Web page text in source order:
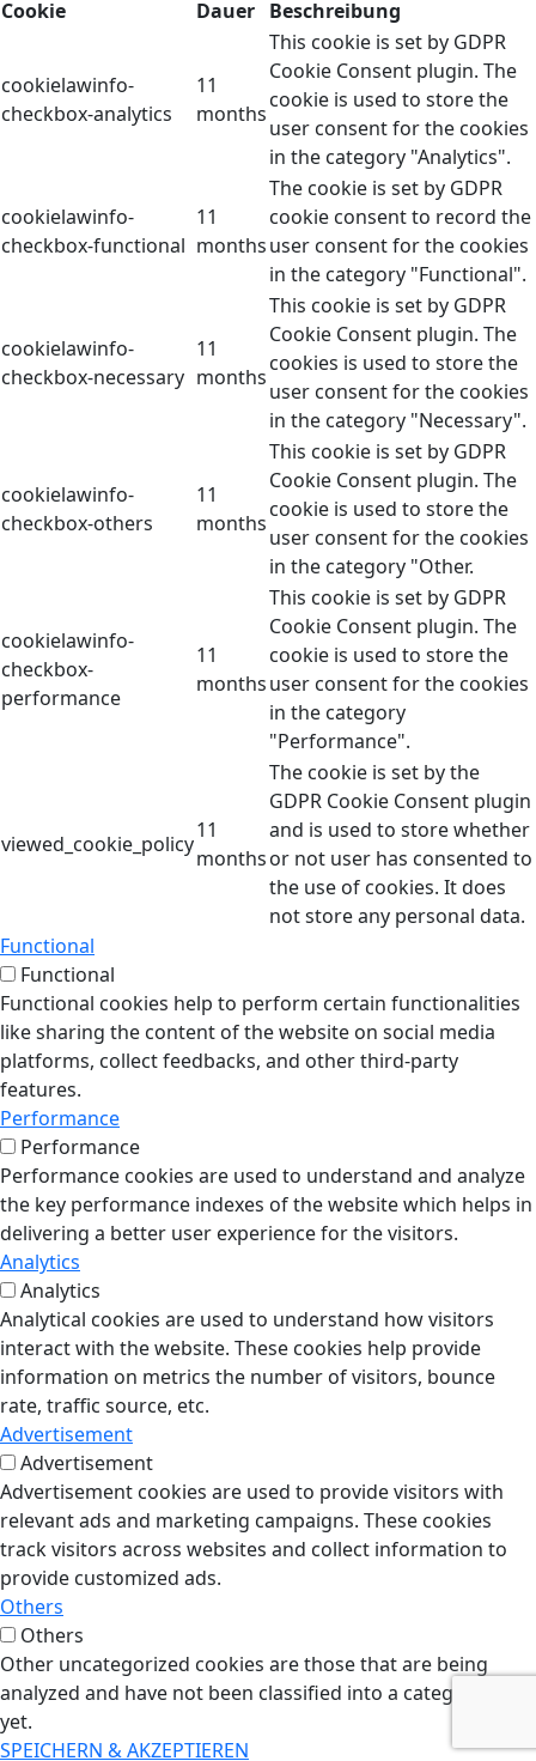
Cookie
Dauer Beschreibung
cookielawinfo-
checkbox-analytics
11
months
This cookie is set by GDPR
Cookie Consent plugin. The
cookie is used to store the
user consent for the cookies
in the category "Analytics".
cookielawinfo-
checkbox-functional
11
months
The cookie is set by GDPR
cookie consent to record the
user consent for the cookies
in the category "Functional".
cookielawinfo-
checkbox-necessary
11
months
This cookie is set by GDPR
Cookie Consent plugin. The
cookies is used to store the
user consent for the cookies
in the category "Necessary".
cookielawinfo-
checkbox-others
11
months
This cookie is set by GDPR
Cookie Consent plugin. The
cookie is used to store the
user consent for the cookies
in the category "Other.
cookielawinfo-
checkbox-
performance
11
months
This cookie is set by GDPR
Cookie Consent plugin. The
cookie is used to store the
user consent for the cookies
in the category
"Performance".
viewed_cookie_policy
11
months
The cookie is set by the
GDPR Cookie Consent plugin
and is used to store whether
or not user has consented to
the use of cookies. It does
not store any personal data.
Functional
Functional
Functional cookies help to perform certain functionalities
like sharing the content of the website on social media
platforms, collect feedbacks, and other third-party
features.
Performance
Performance
Performance cookies are used to understand and analyze
the key performance indexes of the website which helps in
delivering a better user experience for the visitors.
Analytics
Analytics
Analytical cookies are used to understand how visitors
interact with the website. These cookies help provide
information on metrics the number of visitors, bounce
rate, traffic source, etc.
Advertisement
Advertisement
Advertisement cookies are used to provide visitors with
relevant ads and marketing campaigns. These cookies
track visitors across websites and collect information to
provide customized ads.
Others
Others
Other uncategorized cookies are those that are being
analyzed and have not been classified into a category as
yet.
SPEICHERN & AKZEPTIEREN